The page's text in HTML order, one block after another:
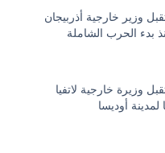
وزير خارجية أذربيجان
بدء الحرب الشاملة
وزيرة خارجية لاتفيا
أوديسا